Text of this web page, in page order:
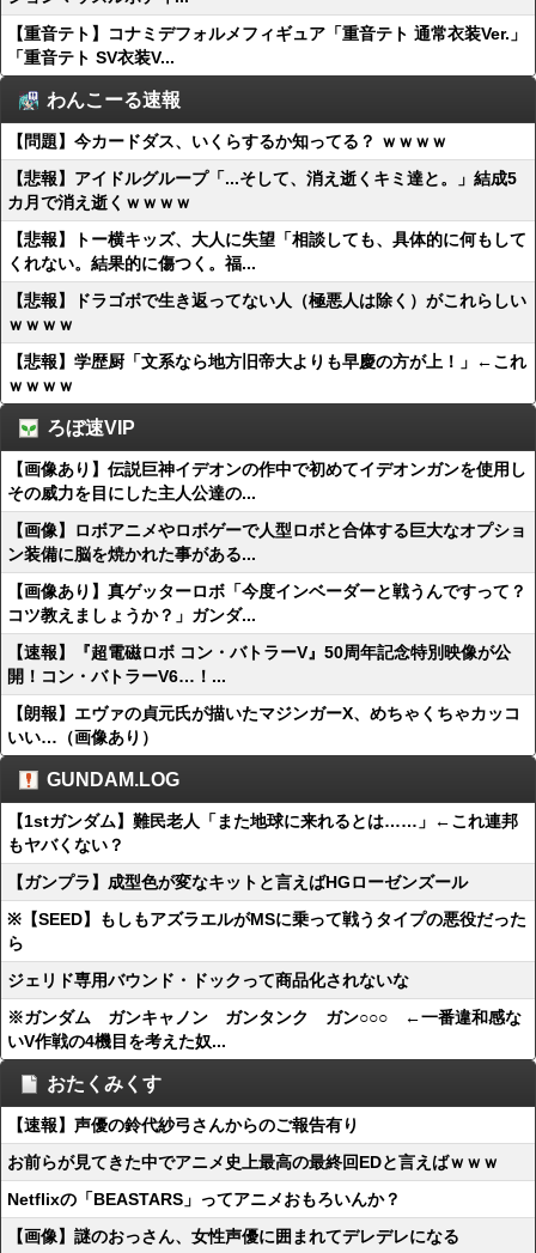
【重音テト】コナミデフォルメフィギュア「重音テト 通常衣装Ver.」
「重音テト SV衣装V...
わんこーる速報
【問題】今カードダス、いくらするか知ってる？ ｗｗｗｗ
【悲報】アイドルグループ「...そして、消え逝くキミ達と。」結成5
カ月で消え逝くｗｗｗｗ
【悲報】トー横キッズ、大人に失望「相談しても、具体的に何もして
くれない。結果的に傷つく。福...
【悲報】ドラゴボで生き返ってない人（極悪人は除く）がこれらしい
ｗｗｗｗ
【悲報】学歴厨「文系なら地方旧帝大よりも早慶の方が上！」←これ
ｗｗｗｗ
ろぼ速VIP
【画像あり】伝説巨神イデオンの作中で初めてイデオンガンを使用し
その威力を目にした主人公達の...
【画像】ロボアニメやロボゲーで人型ロボと合体する巨大なオプショ
ン装備に脳を焼かれた事がある...
【画像あり】真ゲッターロボ「今度インベーダーと戦うんですって？
コツ教えましょうか？」ガンダ...
【速報】『超電磁ロボ コン・バトラーV』50周年記念特別映像が公
開！コン・バトラーV6…！...
【朗報】エヴァの貞元氏が描いたマジンガーX、めちゃくちゃカッコ
いい…（画像あり）
GUNDAM.LOG
【1stガンダム】難民老人「また地球に来れるとは……」←これ連邦
もヤバくない？
【ガンプラ】成型色が変なキットと言えばHGローゼンズール
※【SEED】もしもアズラエルがMSに乗って戦うタイプの悪役だった
ら
ジェリド専用バウンド・ドックって商品化されないな
※ガンダム ガンキャノン ガンタンク ガン○○○ ←一番違和感な
いV作戦の4機目を考えた奴...
おたくみくす
【速報】声優の鈴代紗弓さんからのご報告有り
お前らが見てきた中でアニメ史上最高の最終回EDと言えばｗｗｗ
Netflixの「BEASTARS」ってアニメおもろいんか？
【画像】謎のおっさん、女性声優に囲まれてデレデレになる